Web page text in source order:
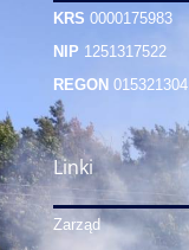
KRS 0000175983
NIP 1251317522
REGON 015321304
Linki
Zarząd